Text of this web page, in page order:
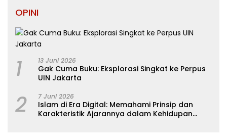
OPINI
1 13 Juni 2026
Gak Cuma Buku: Eksplorasi Singkat ke Perpus
UIN Jakarta
2 7 Juni 2026
Islam di Era Digital: Memahami Prinsip dan
Karakteristik Ajarannya dalam Kehidupan